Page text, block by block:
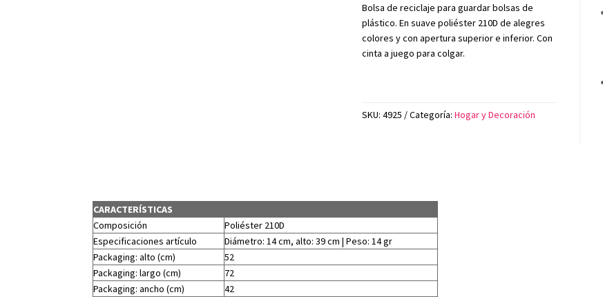
Bolsa de reciclaje para guardar bolsas de
plástico. En suave poliéster 210D de alegres
colores y con apertura superior e inferior. Con
cinta a juego para colgar.
SKU: 4925 Categoría: Hogar y Decoración
CARACTERÍSTICAS
Composición
Poliéster 210D
Especificaciones artículo
Diámetro: 14 cm, alto: 39 cm | Peso: 14 gr
Packaging: alto (cm)
52
Packaging: largo (cm)
72
Packaging: ancho (cm)
42